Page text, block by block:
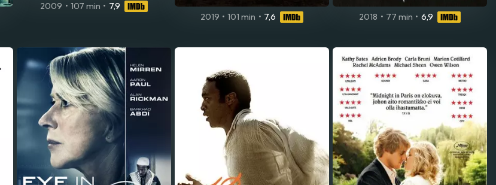
2009 • 107 min • 7,9
2019 • 101 min • 7,6 2018 • 77 min • 6,9